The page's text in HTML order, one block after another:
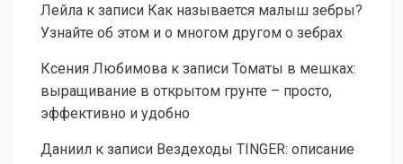
Лейла к записи Как называется малыш зебры?
Узнайте об этом и о многом другом о зебрах
Ксения Любимова к записи Томаты в мешках:
выращивание в открытом грунте – просто,
эффективно и удобно
Даниил к записи Вездеходы TINGER: описание